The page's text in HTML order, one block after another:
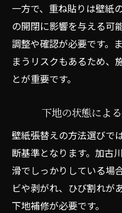
一方で、重ね貼りは壁紙
の開閉に影響を与える可
調整や確認が必要です。
まうリスクもあるため、
とが重要です。
下地の状態によ
壁紙張替えの方法選びで
断基準となります。加古
滑でしっかりしている場
ビや剥がれ、ひび割れが
下地補修が必要です。